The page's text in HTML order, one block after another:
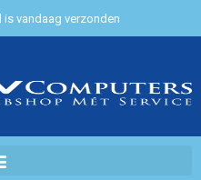
is vandaag verzonden